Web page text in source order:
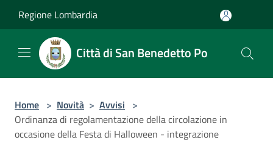
Regione Lombardia
Città di San Benedetto Po
Home > Novità > Avvisi >
Ordinanza di regolamentazione della circolazione in
occasione della Festa di Halloween - integrazione